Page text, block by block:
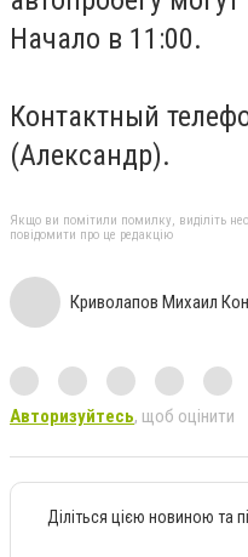
Начало в 11:00.
Контактный
(Александр).
Якщо ви помітили помилку, виділіть
повідомити про це редакцію
Криволапов Михаил
Авторизуйтесь, щоб оцінити
Діліться цією новиною та